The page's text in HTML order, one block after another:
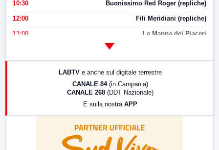
10:30 Buonissimo Red Roger (repliche)
12:00 Fili Meridiani (repliche)
13:00 La Mappa dei Piaceri
LABTV e anche sul digitale terrestre
CANALE 84 (in Campania)
CANALE 268 (DDT Nazionale)
E sulla nostra APP